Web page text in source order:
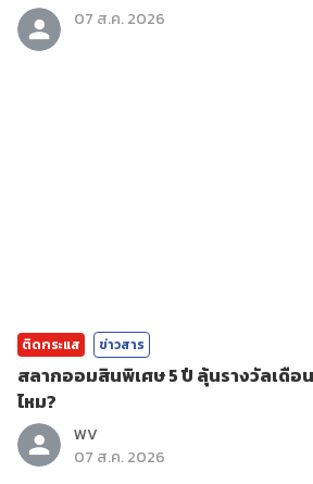
07 ส.ค. 2026
ติดกระแส ข่าวสาร
สลากออมสินพิเศษ 5 ปี ลุ้นรางวัลเดือน
ไหม?
WV
07 ส.ค. 2026